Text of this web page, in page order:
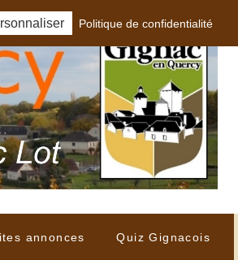
annonces Quiz Gignacois
Politique de confidentialité